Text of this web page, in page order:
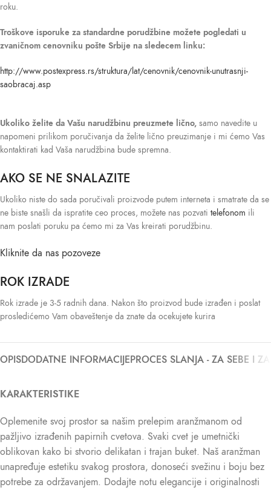
roku.
Troškove isporuke za standardne porudžbine možete pogledati u
zvaničnom cenovniku pošte Srbije na sledecem linku:
http://www.postexpress.rs/struktura/lat/cenovnik/cenovnik-unutrasnji-
saobracaj.asp
Ukoliko želite da Vašu narudžbinu preuzmete lično, samo navedite u
napomeni prilikom poručivanja da želite lično preuzimanje i mi ćemo Vas
kontaktirati kad Vaša narudžbina bude spremna.
AKO SE NE SNALAZITE
Ukoliko niste do sada poručivali proizvode putem interneta i smatrate da se
ne biste snašli da ispratite ceo proces, možete nas pozvati telefonom ili
nam poslati poruku pa ćemo mi za Vas kreirati porudžbinu.
Kliknite da nas pozoveze
ROK IZRADE
Rok izrade je 3-5 radnih dana. Nakon što proizvod bude izrađen i poslat
prosledićemo Vam obaveštenje da znate da ocekujete kurira
OPISDODATNE INFORMACIJEPROCES SLANJA - ZA SEBE I
KARAKTERISTIKE
Oplemenite svoj prostor sa našim prelepim aranžmanom od
pažljivo izrađenih papirnih cvetova. Svaki cvet je umetnički
oblikovan kako bi stvorio delikatan i trajan buket. Naš aranžman
unapređuje estetiku svakog prostora, donoseći svežinu i boju bez
potrebe za održavanjem. Dodajte notu elegancije i originalnosti